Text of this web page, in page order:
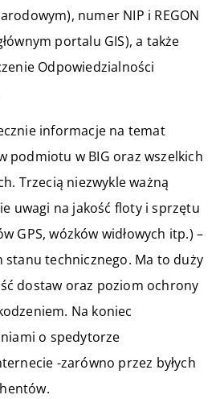
numer NIP i REGON
portalu GIS), a także
Odpowiedzialności
informacje na temat
podmiotu w BIG oraz wszelkich
Trzecią niezwykle ważną
uwagi na jakość floty i sprzętu
GPS, wózków widłowych itp.) –
stanu technicznego. Ma to duży
dostaw oraz poziom ochrony
Na koniec
o spedytorze
-zarówno przez byłych